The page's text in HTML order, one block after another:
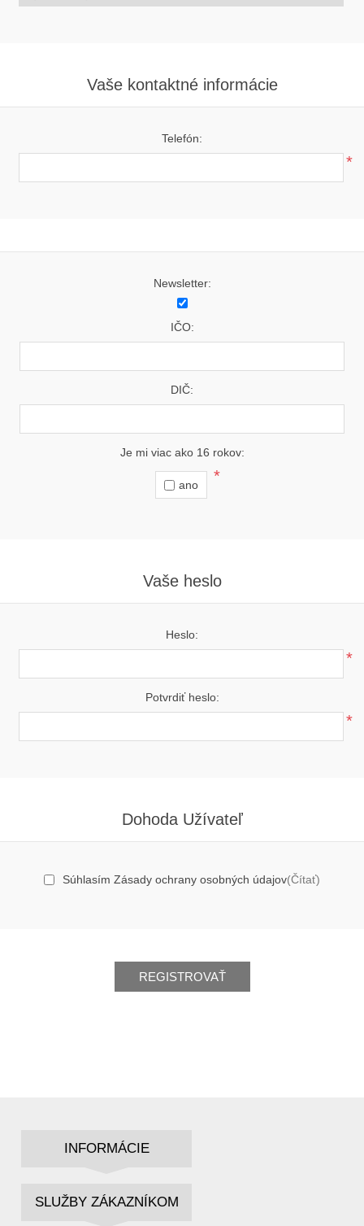
Vaše kontaktné informácie
Telefón:
*
Newsletter:
IČO:
DIČ:
Je mi viac ako 16 rokov:
ano *
Vaše heslo
Heslo:
*
Potvrdiť heslo:
*
Dohoda Užívateľ
Súhlasím Zásady ochrany osobných údajov(Čítať)
REGISTROVAŤ
INFORMÁCIE
SLUŽBY ZÁKAZNÍKOM